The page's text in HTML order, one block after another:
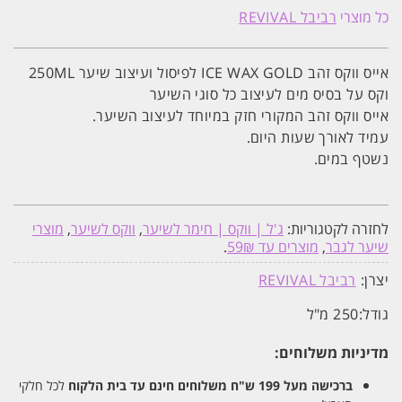
ווקס
זהב
WAX
GOLD
לפיסול
ועיצוב
שיער
250ML
כל מוצרי רביבל REVIVAL
אייס ווקס זהב ICE WAX GOLD לפיסול ועיצוב שיער 250ML
וקס על בסיס מים לעיצוב כל סוגי השיער
אייס ווקס זהב המקורי חזק במיוחד לעיצוב השיער.
עמיד לאורך שעות היום.
נשטף במים.
לחזרה לקטגוריות: ג'ל | ווקס | חימר לשיער, ווקס לשיער, מוצרי
שיער לגבר, מוצרים עד 59₪
.
יצרן: רביבל REVIVAL
גודל:250 מ"ל
מדיניות משלוחים:
ברכישה מעל 199 ש"ח משלוחים חינם עד בית הלקוח לכל חלקי